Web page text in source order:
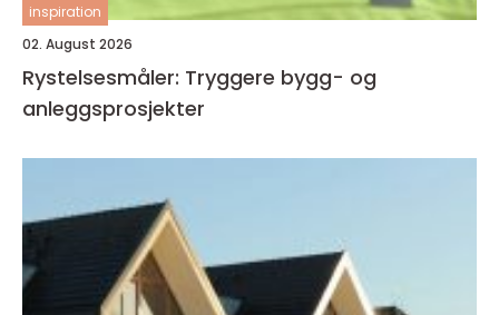
inspiration
02. August 2026
Rystelsesmåler: Tryggere bygg- og
anleggsprosjekter